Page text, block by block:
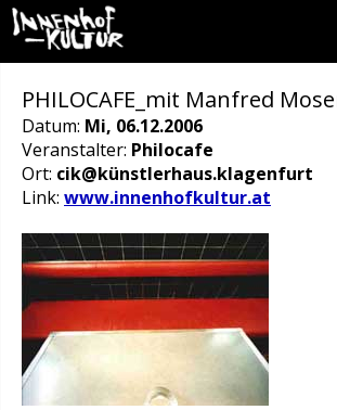
PHILOCAFE_mit Manfred
Datum: Mi, 06.12.2006
Veranstalter: Philocafe
Ort: cik@künstlerhaus.klagenfurt
Link: www.innenhofkultur.at